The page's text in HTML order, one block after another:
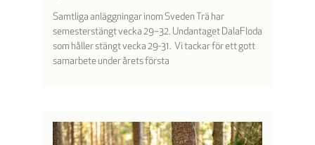
Samtliga anläggningar inom Sveden Trä har
semesterstängt vecka 29–32. Undantaget DalaFloda
som håller stängt vecka 29-31. Vi tackar för ett gott
samarbete under årets första